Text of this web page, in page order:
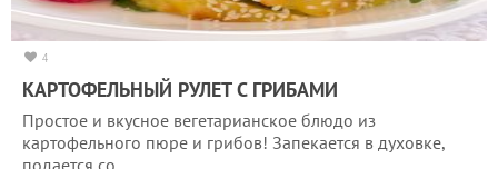
4
КАРТОФЕЛЬНЫЙ РУЛЕТ С ГРИБАМИ
Простое и вкусное вегетарианское блюдо из
картофельного пюре и грибов! Запекается в духовке,
подается со…